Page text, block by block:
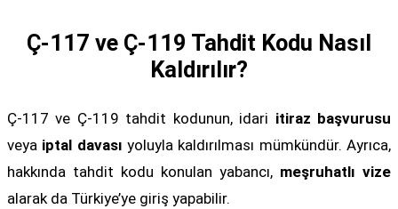
Ç-117 ve Ç-119 Tahdit Kodu Nasıl
Kaldırılır?
Ç-117 ve Ç-119 tahdit kodunun, idari itiraz başvurusu
veya iptal davası yoluyla kaldırılması mümkündür. Ayrıca,
hakkında tahdit kodu konulan yabancı, meşruhatlı vize
alarak da Türkiye’ye giriş yapabilir.